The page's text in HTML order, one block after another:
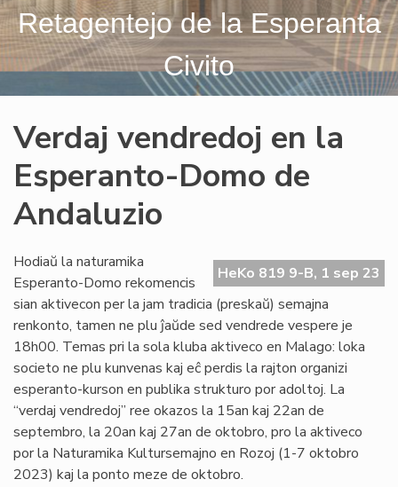
Retagentejo de la Esperanta
Civito
Verdaj vendredoj en la
Esperanto-Domo de
Andaluzio
HeKo 819 9-B, 1 sep 23
Hodiaŭ la naturamika
Esperanto-Domo rekomencis
sian aktivecon per la jam tradicia (preskaŭ) semajna
renkonto, tamen ne plu ĵaŭde sed vendrede vespere je
18h00. Temas pri la sola kluba aktiveco en Malago: loka
societo ne plu kunvenas kaj eĉ perdis la rajton organizi
esperanto-kurson en publika strukturo por adoltoj. La
“verdaj vendredoj” ree okazos la 15an kaj 22an de
septembro, la 20an kaj 27an de oktobro, pro la aktiveco
por la Naturamika Kultursemajno en Rozoj (1-7 oktobro
2023) kaj la ponto meze de oktobro.